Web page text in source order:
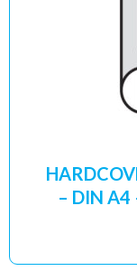
– DIN A4